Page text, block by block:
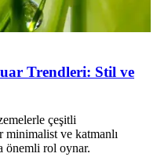
Trendleri: Stil ve
çeşitli
minimalist ve katmanlı
önemli rol oynar.